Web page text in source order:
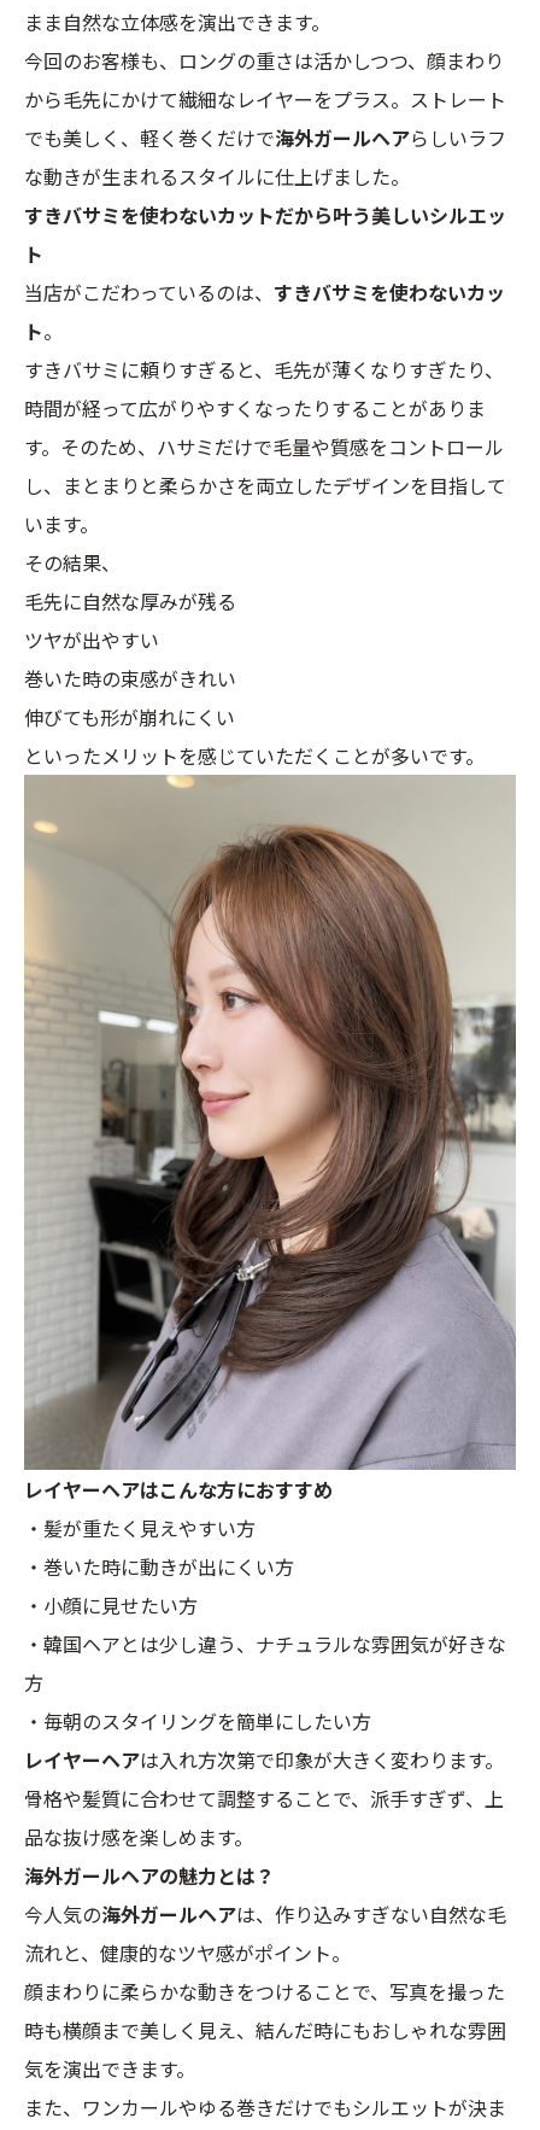
まま自然な立体感を演出できます。
今回のお客様も、ロングの重さは活かしつつ、顔まわり
から毛先にかけて繊細なレイヤーをプラス。ストレート
でも美しく、軽く巻くだけで海外ガールヘアらしいラフ
な動きが生まれるスタイルに仕上げました。
すきバサミを使わないカットだから叶う美しいシルエッ
ト
当店がこだわっているのは、 すきバサミを使わないカッ
ト。
すきバサミに頼りすぎると、毛先が薄くなりすぎたり、
時間が経って広がりやすくなったりすることがありま
す。そのため、ハサミだけで毛量や質感をコントロール
し、まとまりと柔らかさを両立したデザインを目指して
います。
その結果、
毛先に自然な厚みが残る
ツヤが出やすい
巻いた時の束感がきれい
伸びても形が崩れにくい
といったメリットを感じていただくことが多いです。
レイヤーヘアはこんな方におすすめ
・髪が重たく見えやすい方
・巻いた時に動きが出にくい方
・小顔に見せたい方
・韓国ヘアとは少し違う、ナチュラルな雰囲気が好きな
方
・毎朝のスタイリングを簡単にしたい方
レイヤーヘアは入れ方次第で印象が大きく変わります。
骨格や髪質に合わせて調整することで、派手すぎず、上
品な抜け感を楽しめます。
海外ガールヘアの魅力とは？
今人気の海外ガールヘアは、作り込みすぎない自然な毛
流れと、健康的なツヤ感がポイント。
顔まわりに柔らかな動きをつけることで、写真を撮った
時も横顔まで美しく見え、結んだ時にもおしゃれな雰囲
気を演出できます。
また、ワンカールやゆる巻きだけでもシルエットが決ま